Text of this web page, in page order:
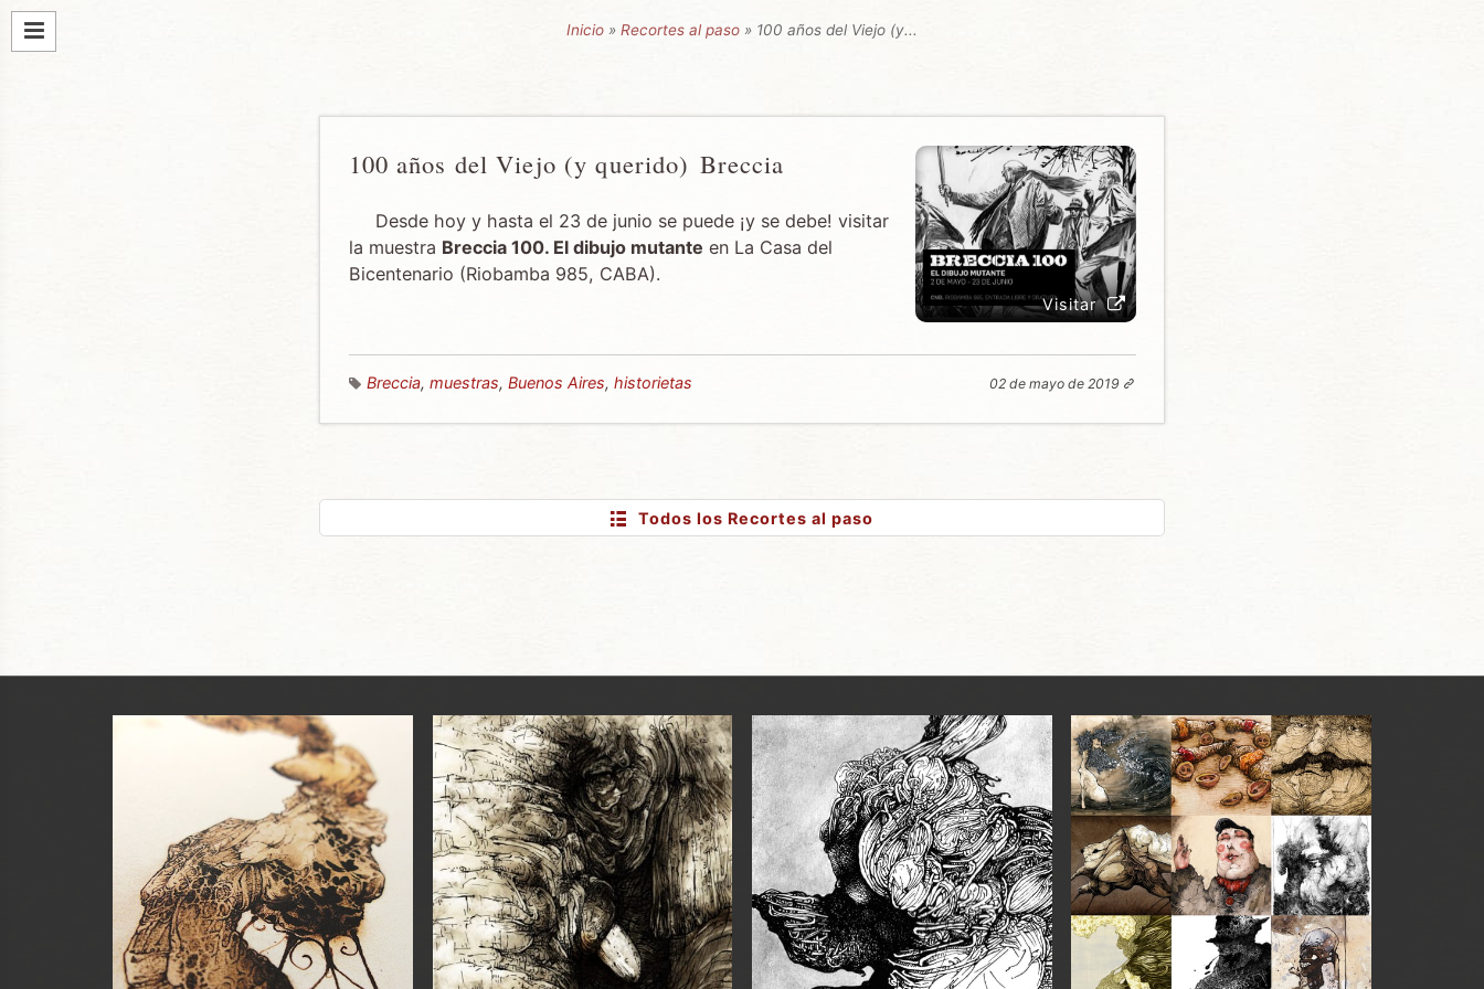
Inicio » Recortes al paso » 100 años del Viejo (y...
100 años del Viejo (y querido) Breccia
Desde hoy y hasta el 23 de junio se puede ¡y se debe! visitar
la muestra Breccia 100. El dibujo mutante en La Casa del
Bicentenario (Riobamba 985, CABA).
Visitar
Breccia,muestras,Buenos Aires,historietas 02 de mayo de 2019
Todos los Recortes al paso